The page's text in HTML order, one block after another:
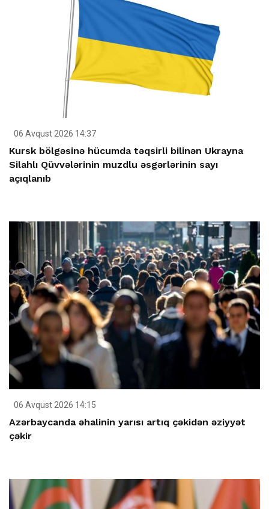
06 Avqust 2026 14:37
Kursk bölgəsinə hücumda təqsirli bilinən Ukrayna
Silahlı Qüvvələrinin muzdlu əsgərlərinin sayı
açıqlanıb
06 Avqust 2026 14:15
Azərbaycanda əhalinin yarısı artıq çəkidən əziyyət
çəkir